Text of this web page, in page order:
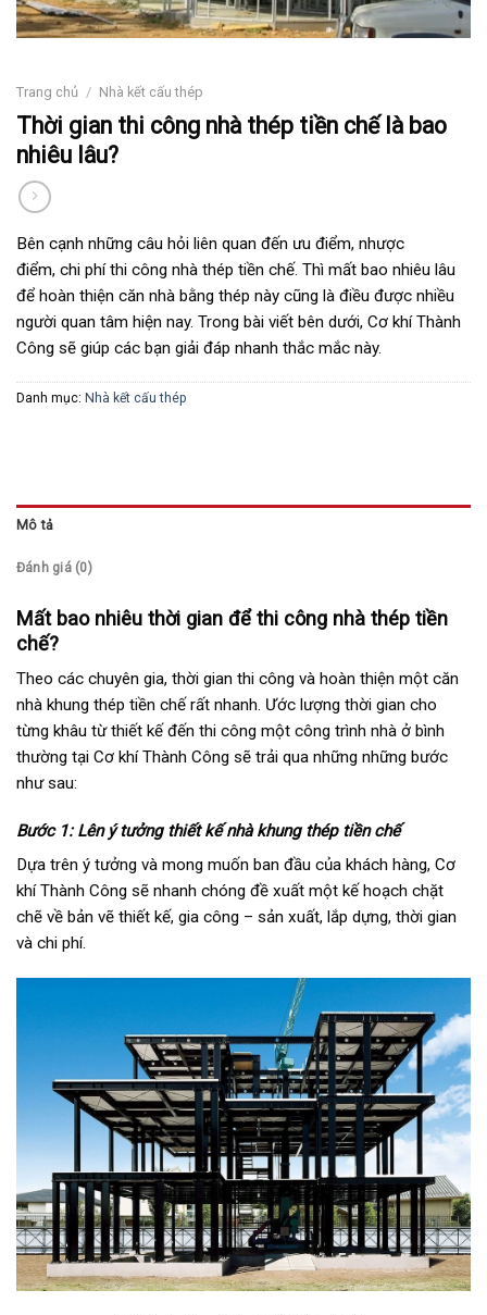
Trang chủ / Nhà kết cấu thép
Thời gian thi công nhà thép tiền chế là bao
nhiêu lâu?
Bên cạnh những câu hỏi liên quan đến ưu điểm, nhược
điểm, chi phí thi công nhà thép tiền chế. Thì mất bao nhiêu lâu
để hoàn thiện căn nhà bằng thép này cũng là điều được nhiều
người quan tâm hiện nay. Trong bài viết bên dưới, Cơ khí Thành
Công sẽ giúp các bạn giải đáp nhanh thắc mắc này.
Danh mục: Nhà kết cấu thép
Mô tả
Đánh giá (0)
Mất bao nhiêu thời gian để thi công nhà thép tiền
chế?
Theo các chuyên gia, thời gian thi công và hoàn thiện một căn
nhà khung thép tiền chế rất nhanh. Ước lượng thời gian cho
từng khâu từ thiết kế đến thi công một công trình nhà ở bình
thường tại Cơ khí Thành Công sẽ trải qua những những bước
như sau:
Bước 1: Lên ý tưởng thiết kế nhà khung thép tiền chế
Dựa trên ý tưởng và mong muốn ban đầu của khách hàng, Cơ
khí Thành Công sẽ nhanh chóng đề xuất một kế hoạch chặt
chẽ về bản vẽ thiết kế, gia công – sản xuất, lắp dựng, thời gian
và chi phí.